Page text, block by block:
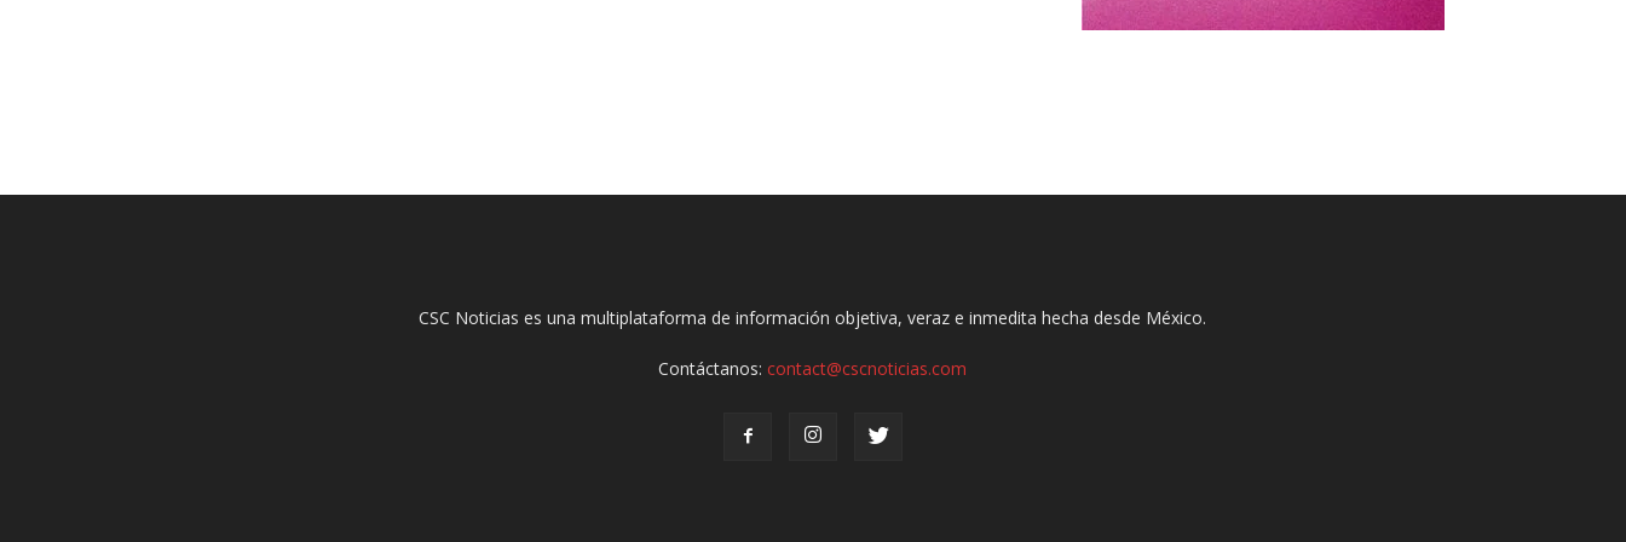
CSC Noticias es una multiplataforma de información objetiva, veraz e inmedita hecha desde México.
Contáctanos:contact@cscnoticias.com